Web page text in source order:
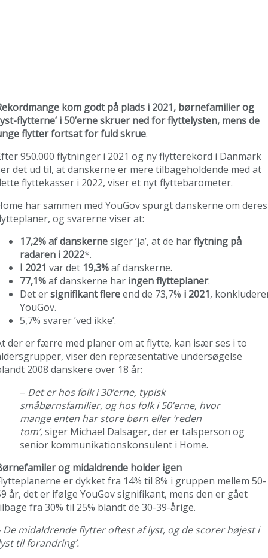
kom godt på plads i 2021, børnefamilier og
flytterne’ i 50’erne skruer ned for flyttelysten, mens de
flytter fortsat for fuld skrue.
950.000 flytninger i 2021 og ny flytterekord i Danmark
det ud til, at danskerne er mere tilbageholdende med at
flyttekasser i 2022, viser et nyt flyttebarometer.
har sammen med YouGov spurgt danskerne om deres
og svarerne viser at:
17,2% af danskernesiger ’ja’, at de harflytning på
radaren i 2022*.
I 2021 var det 19,3%af danskerne.
77,1%af danskerne har ingen flytteplaner.
Det ersignifikant flereend de 73,7% i 2021,
YouGov.
5,7% svarer ’ved ikke’.
der er færre med planer om at flytte, kan især ses i to
viser den repræsentative undersøgelse
2008 danskere over 18 år:
– Det er hos folk i 30’erne, typisk
småbørnsfamilier, og hos folk i 50’erne, hvor
mange enten har store børn eller ’reden
tom’,siger Michael Dalsager, der er talsperson og
senior kommunikationskonsulent i Home.
og midaldrende holder igen
er dykket fra 14% til 8% i gruppen mellem 50-
år, det er ifølge YouGov signifikant, mens den er gået
fra 30% til 25% blandt de 30-39-årige.
De midaldrende flytter oftest af lyst, og de scorer højest i
til forandring’.